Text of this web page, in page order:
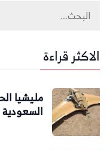
الاكثر قراءة
مليشيا
السعودية